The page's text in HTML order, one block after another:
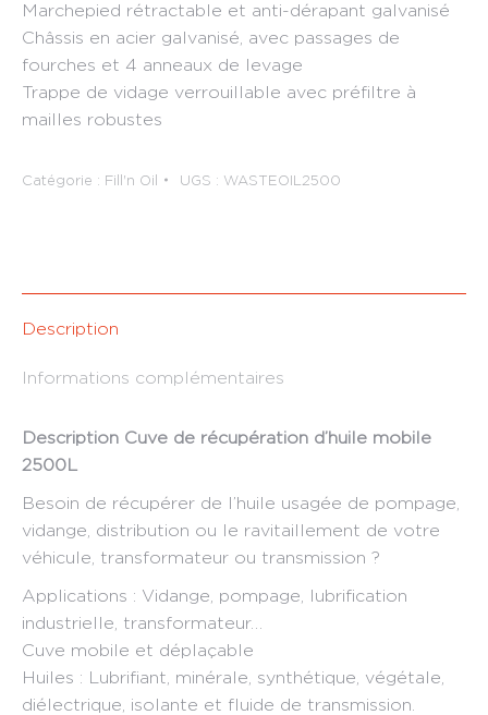
Marchepied rétractable et anti-dérapant galvanisé
Châssis en acier galvanisé, avec passages de
fourches et 4 anneaux de levage
Trappe de vidage verrouillable avec préfiltre à
mailles robustes
Catégorie : Fill'n Oil UGS : WASTEOIL2500
Description
Informations complémentaires
Description Cuve de récupération d’huile mobile
2500L
Besoin de récupérer de l’huile usagée de pompage,
vidange, distribution ou le ravitaillement de votre
véhicule, transformateur ou transmission ?
Applications : Vidange, pompage, lubrification
industrielle, transformateur…
Cuve mobile et déplaçable
Huiles : Lubrifiant, minérale, synthétique, végétale,
diélectrique, isolante et fluide de transmission.